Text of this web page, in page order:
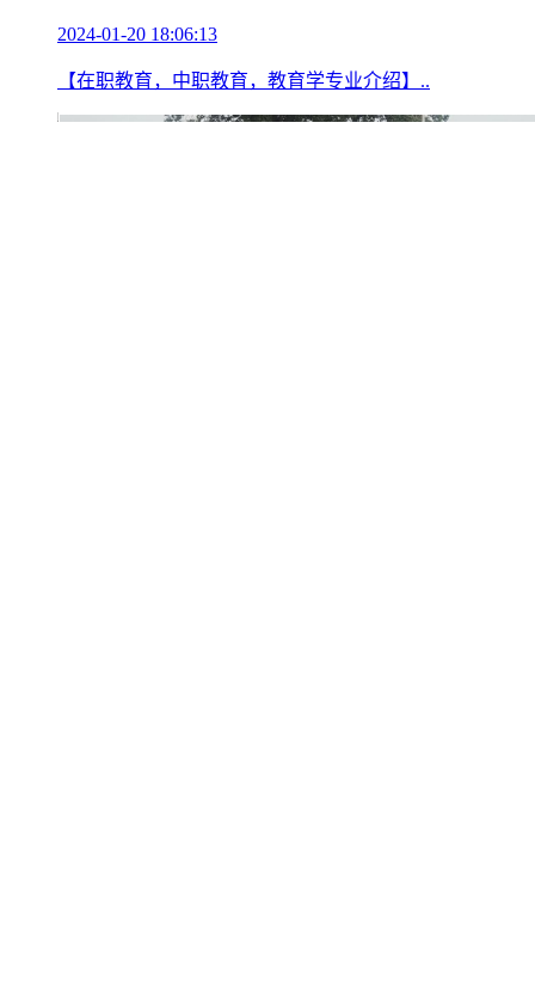
2024-01-20 18:06:13
【在职教育，中职教育，教育学专业介绍】..